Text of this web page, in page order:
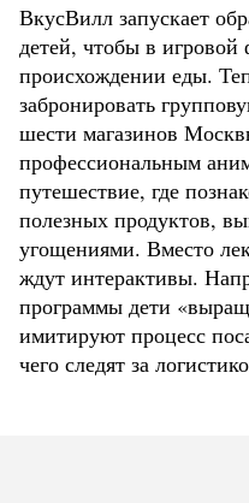
ВкусВилл запускает
детей, чтобы в игровой
происхождении еды.
забронировать
шести магазинов
профессиональным
путешествие, где
полезных продуктов,
угощениями. Вместо
ждут интерактивы.
программы дети
имитируют процесс
чего следят за